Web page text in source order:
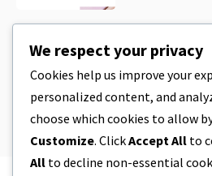
CBD Cookie
Simple CBD
Home
4 MINUTY
We respect your privacy
Cookies help us improve your
personalized content, and
choose which cookies to allow
Customize. ClickAccept All to
All to decline non-essential